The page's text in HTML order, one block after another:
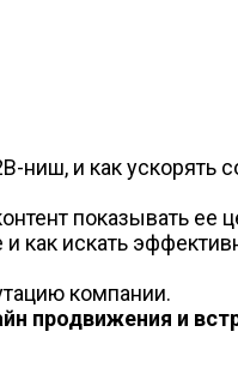
ниш, и как ускорять
показывать ее
и как искать
компании.
продвижения и